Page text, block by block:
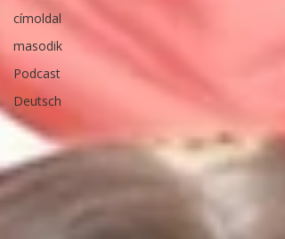
címoldal
masodik
Podcast
Deutsch